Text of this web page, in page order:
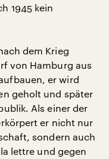
1945 kein
dem Krieg
von Hamburg aus
er wird
geholt und später
Als einer der
er nicht nur
sondern auch
lettre und gegen